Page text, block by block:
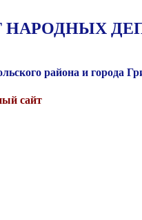
НАРОДНЫХ
района и города
сайт